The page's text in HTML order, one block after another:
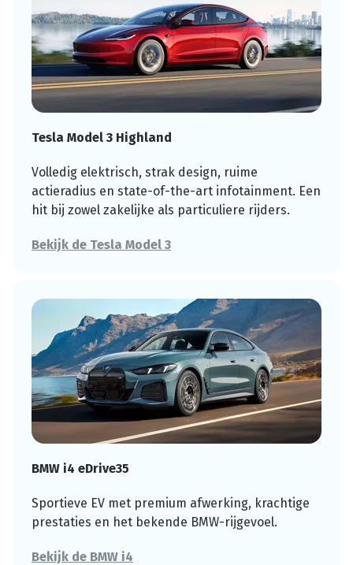
Tesla Model 3 Highland
Volledig elektrisch, strak design, ruime
actieradius en state-of-the-art infotainment. Een
hit bij zowel zakelijke als particuliere rijders.
Bekijk de Tesla Model 3
BMW i4 eDrive35
Sportieve EV met premium afwerking, krachtige
prestaties en het bekende BMW-rijgevoel.
Bekijk de BMW i4